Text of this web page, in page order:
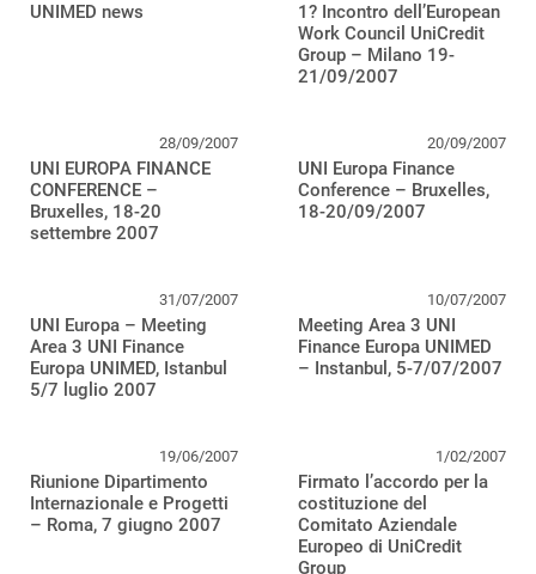
UNIMED news
1? Incontro dell’European
Work Council UniCredit
Group – Milano 19-
21/09/2007
28/09/2007
UNI EUROPA FINANCE
CONFERENCE –
Bruxelles, 18-20
settembre 2007
20/09/2007
UNI Europa Finance
Conference – Bruxelles,
18-20/09/2007
31/07/2007
UNI Europa – Meeting
Area 3 UNI Finance
Europa UNIMED, Istanbul
5/7 luglio 2007
10/07/2007
Meeting Area 3 UNI
Finance Europa UNIMED
– Instanbul, 5-7/07/2007
19/06/2007
Riunione Dipartimento
Internazionale e Progetti
– Roma, 7 giugno 2007
1/02/2007
Firmato l’accordo per la
costituzione del
Comitato Aziendale
Europeo di UniCredit
Group